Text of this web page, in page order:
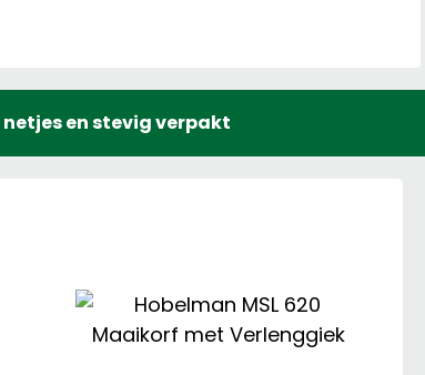
netjes en stevig verpakt